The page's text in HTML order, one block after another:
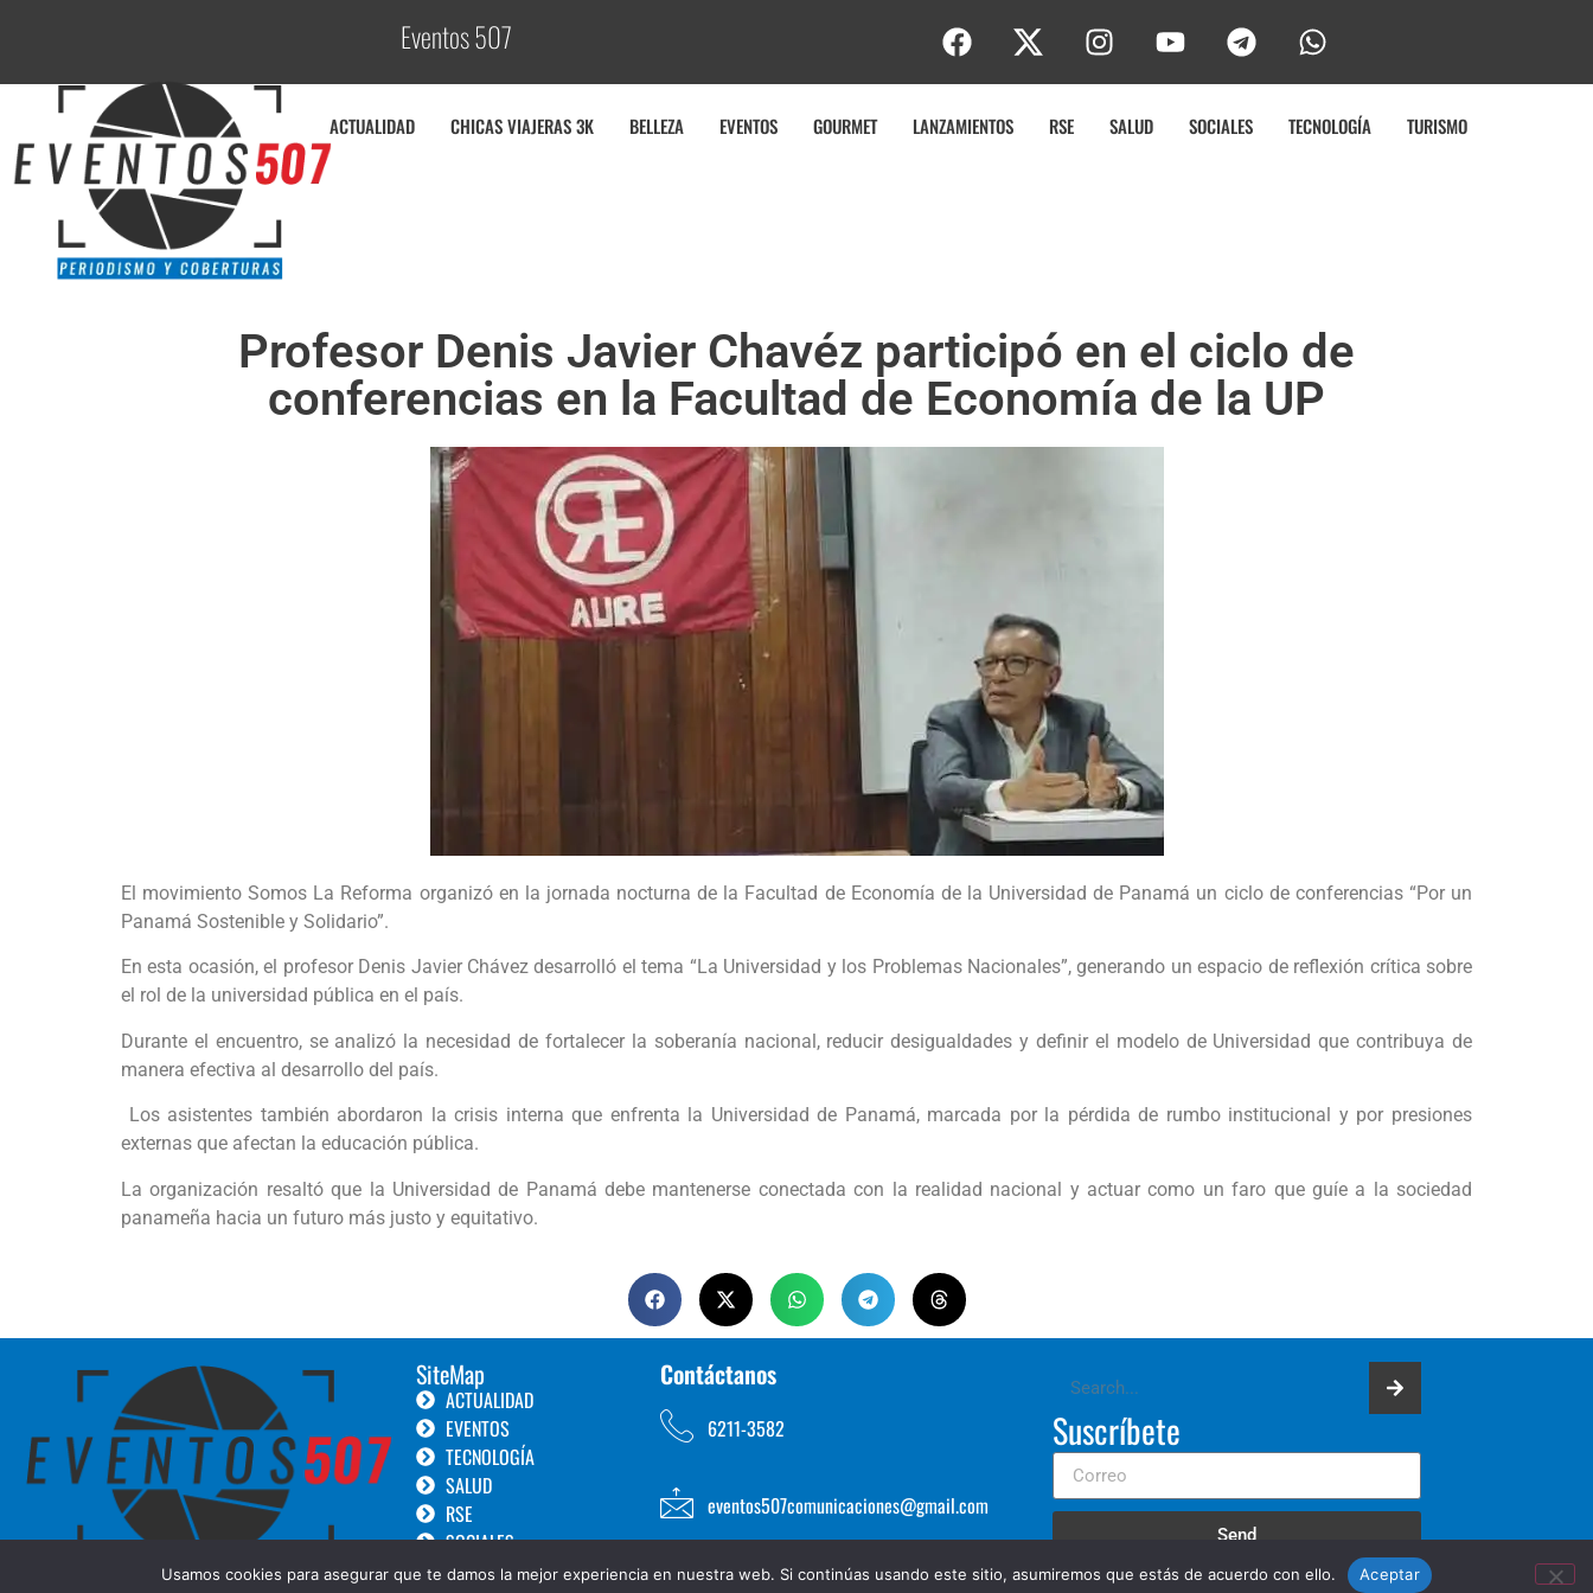
Eventos 507C
ACTUALIDAD CHICAS VIAJERAS 3K BELLEZA EVENTOS GOURMET LANZAMIENTOS RSE SALUD SOCIALES TECNOLOGÍA TURISMO
Profesor Denis Javier Chavéz participó en el ciclo de
conferencias en la Facultad de Economía de la UP
El movimiento Somos La Reforma organizó en la jornada nocturna de la Facultad de Economía de la Universidad de Panamá un ciclo de conferencias “Por un
Panamá Sostenible y Solidario”.
En esta ocasión, el profesor Denis Javier Chávez desarrolló el tema “La Universidad y los Problemas Nacionales”, generando un espacio de reflexión crítica sobre
el rol de la universidad pública en el país.
Durante el encuentro, se analizó la necesidad de fortalecer la soberanía nacional, reducir desigualdades y definir el modelo de Universidad que contribuya de
manera efectiva al desarrollo del país.
Los asistentes también abordaron la crisis interna que enfrenta la Universidad de Panamá, marcada por la pérdida de rumbo institucional y por presiones
externas que afectan la educación pública.
La organización resaltó que la Universidad de Panamá debe mantenerse conectada con la realidad nacional y actuar como un faro que guíe a la sociedad
panameña hacia un futuro más justo y equitativo.
SiteMap
ACTUALIDAD
EVENTOS
TECNOLOGÍA
SALUD
RSE
SOCIALES
TURISMO
Contáctanos
6211-3582
eventos507comunicaciones@gmail.com
Suscríbete
Send
Usamos cookies para asegurar que te damos la mejor experiencia en nuestra web. Si continúas usando este sitio, asumiremos que estás de acuerdo con ello. Aceptar